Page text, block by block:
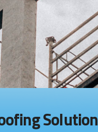
Solution